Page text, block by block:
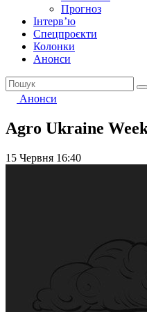
Прогноз
Інтерв’ю
Спецпроєкти
Колонки
Анонси
Анонси
Agro Ukraine
15 Червня 16:40